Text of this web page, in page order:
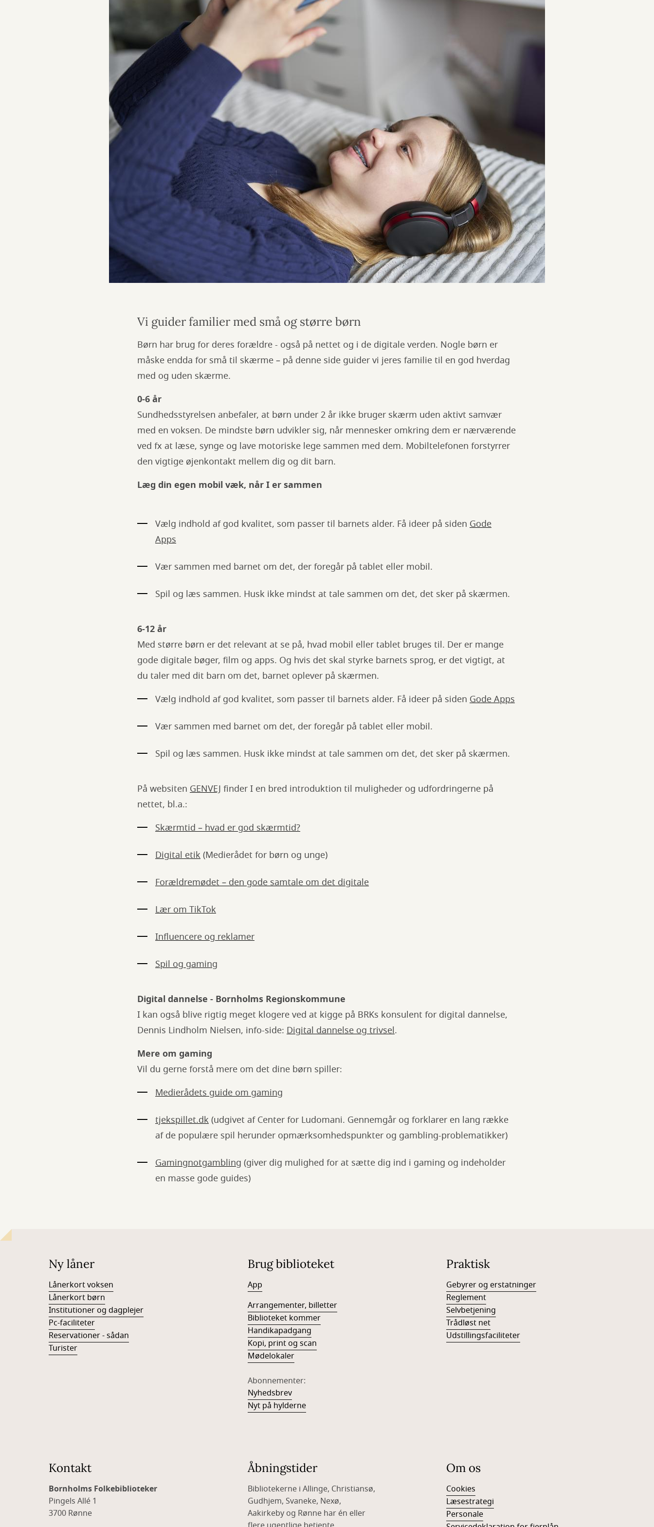
Vi guider familier med små og større børn
Børn har brug for deres forældre - også på nettet og i de digitale verden. Nogle børn er
måske endda for små til skærme – på denne side guider vi jeres familie til en god hverdag
med og uden skærme.
0-6 år
Sundhedsstyrelsen anbefaler, at børn under 2 år ikke bruger skærm uden aktivt samvær
med en voksen. De mindste børn udvikler sig, når mennesker omkring dem er nærværende
ved fx at læse, synge og lave motoriske lege sammen med dem. Mobiltelefonen forstyrrer
den vigtige øjenkontakt mellem dig og dit barn.
Læg din egen mobil væk, når I er sammen
Vælg indhold af god kvalitet, som passer til barnets alder. Få ideer på siden Gode
Apps
Vær sammen med barnet om det, der foregår på tablet eller mobil.
Spil og læs sammen. Husk ikke mindst at tale sammen om det, det sker på skærmen.
6-12 år
Med større børn er det relevant at se på, hvad mobil eller tablet bruges til. Der er mange
gode digitale bøger, film og apps. Og hvis det skal styrke barnets sprog, er det vigtigt, at
du taler med dit barn om det, barnet oplever på skærmen.
Vælg indhold af god kvalitet, som passer til barnets alder. Få ideer på siden Gode Apps
Vær sammen med barnet om det, der foregår på tablet eller mobil.
Spil og læs sammen. Husk ikke mindst at tale sammen om det, det sker på skærmen.
På websiten GENVEJ finder I en bred introduktion til muligheder og udfordringerne på
nettet, bl.a.:
Skærmtid – hvad er god skærmtid?
Digital etik(Medierådet for børn og unge)
Forældremødet – den gode samtale om det digitale
Lær om TikTok
Influencere og reklamer
Spil og gaming
Digital dannelse - Bornholms Regionskommune
I kan også blive rigtig meget klogere ved at kigge på BRKs konsulent for digital dannelse,
Dennis Lindholm Nielsen, info-side: Digital dannelse og trivsel.
Mere om gaming
Vil du gerne forstå mere om det dine børn spiller:
Medierådets guide om gaming
tjekspillet.dk(udgivet af Center for Ludomani. Gennemgår og forklarer en lang række
af de populære spil herunder opmærksomhedspunkter og gambling-problematikker)
Gamingnotgambling (giver dig mulighed for at sætte dig ind i gaming og indeholder
en masse gode guides)
Ny låner
Lånerkort voksen
Lånerkort børn
Institutioner og dagplejer
Pc-faciliteter
Reservationer - sådan
Turister
Brug biblioteket
App
Arrangementer, billetter
Biblioteket kommer
Handikapadgang
Kopi, print og scan
Mødelokaler
Abonnementer:
Nyhedsbrev
Nyt på hylderne
Praktisk
Gebyrer og erstatninger
Reglement
Selvbetjening
Trådløst net
Udstillingsfaciliteter
Kontakt
Bornholms Folkebiblioteker
Pingels Allé 1
3700 Rønne
Åbningstider
Bibliotekerne i Allinge, Christiansø,
Gudhjem, Svaneke, Nexø,
Aakirkeby og Rønne har én eller
Om os
Cookies
Læsestrategi
Personale